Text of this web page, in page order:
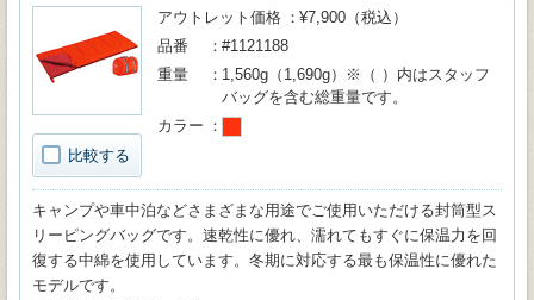
比較する
アウトレット価格
¥7,900（税込）
品番
#1121188
重量
1,560g（1,690g）※（ ）内はスタッフ
バッグを含む総重量です。
カラー
キャンプや車中泊などさまざまな用途でご使用いただける封筒型ス
リーピングバッグです。速乾性に優れ、濡れてもすぐに保温力を回
復する中綿を使用しています。冬期に対応する最も保温性に優れた
モデルです。